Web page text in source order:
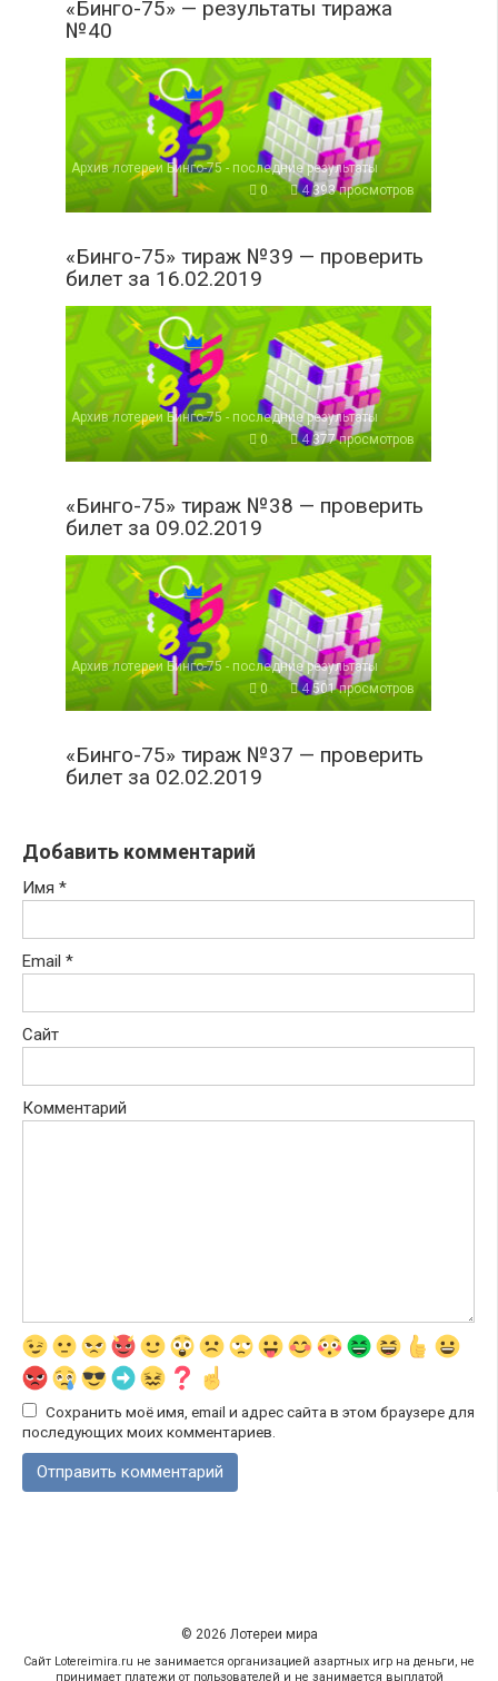
«Бинго-75» — результаты тиража
№40
Архив лотереи Бинго-75 - последние результаты
0
4 393 просмотров
«Бинго-75» тираж №39 — проверить
билет за 16.02.2019
Архив лотереи Бинго-75 - последние результаты
0
4 377 просмотров
«Бинго-75» тираж №38 — проверить
билет за 09.02.2019
Архив лотереи Бинго-75 - последние результаты
0
4 501 просмотров
«Бинго-75» тираж №37 — проверить
билет за 02.02.2019
Добавить комментарий
Имя *
Email *
Сайт
Комментарий
Сохранить моё имя, email и адрес сайта в этом браузере для
последующих моих комментариев.
© 2026 Лотереи мира
Сайт Lotereimira.ru не занимается организацией азартных игр на деньги, не
принимает платежи от пользователей и не занимается выплатой